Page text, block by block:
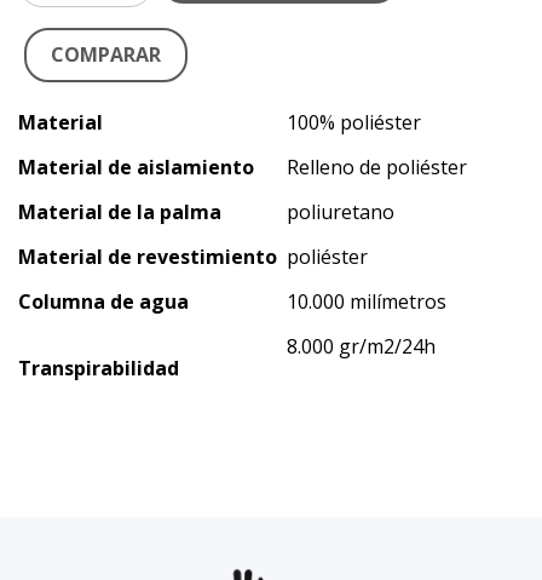
COMPARAR
Material
100% poliéster
Material de aislamiento
Relleno de poliéster
Material de la palma
poliuretano
Material de revestimiento poliéster
Columna de agua
10.000 milímetros
Transpirabilidad
8.000 gr/m2/24h